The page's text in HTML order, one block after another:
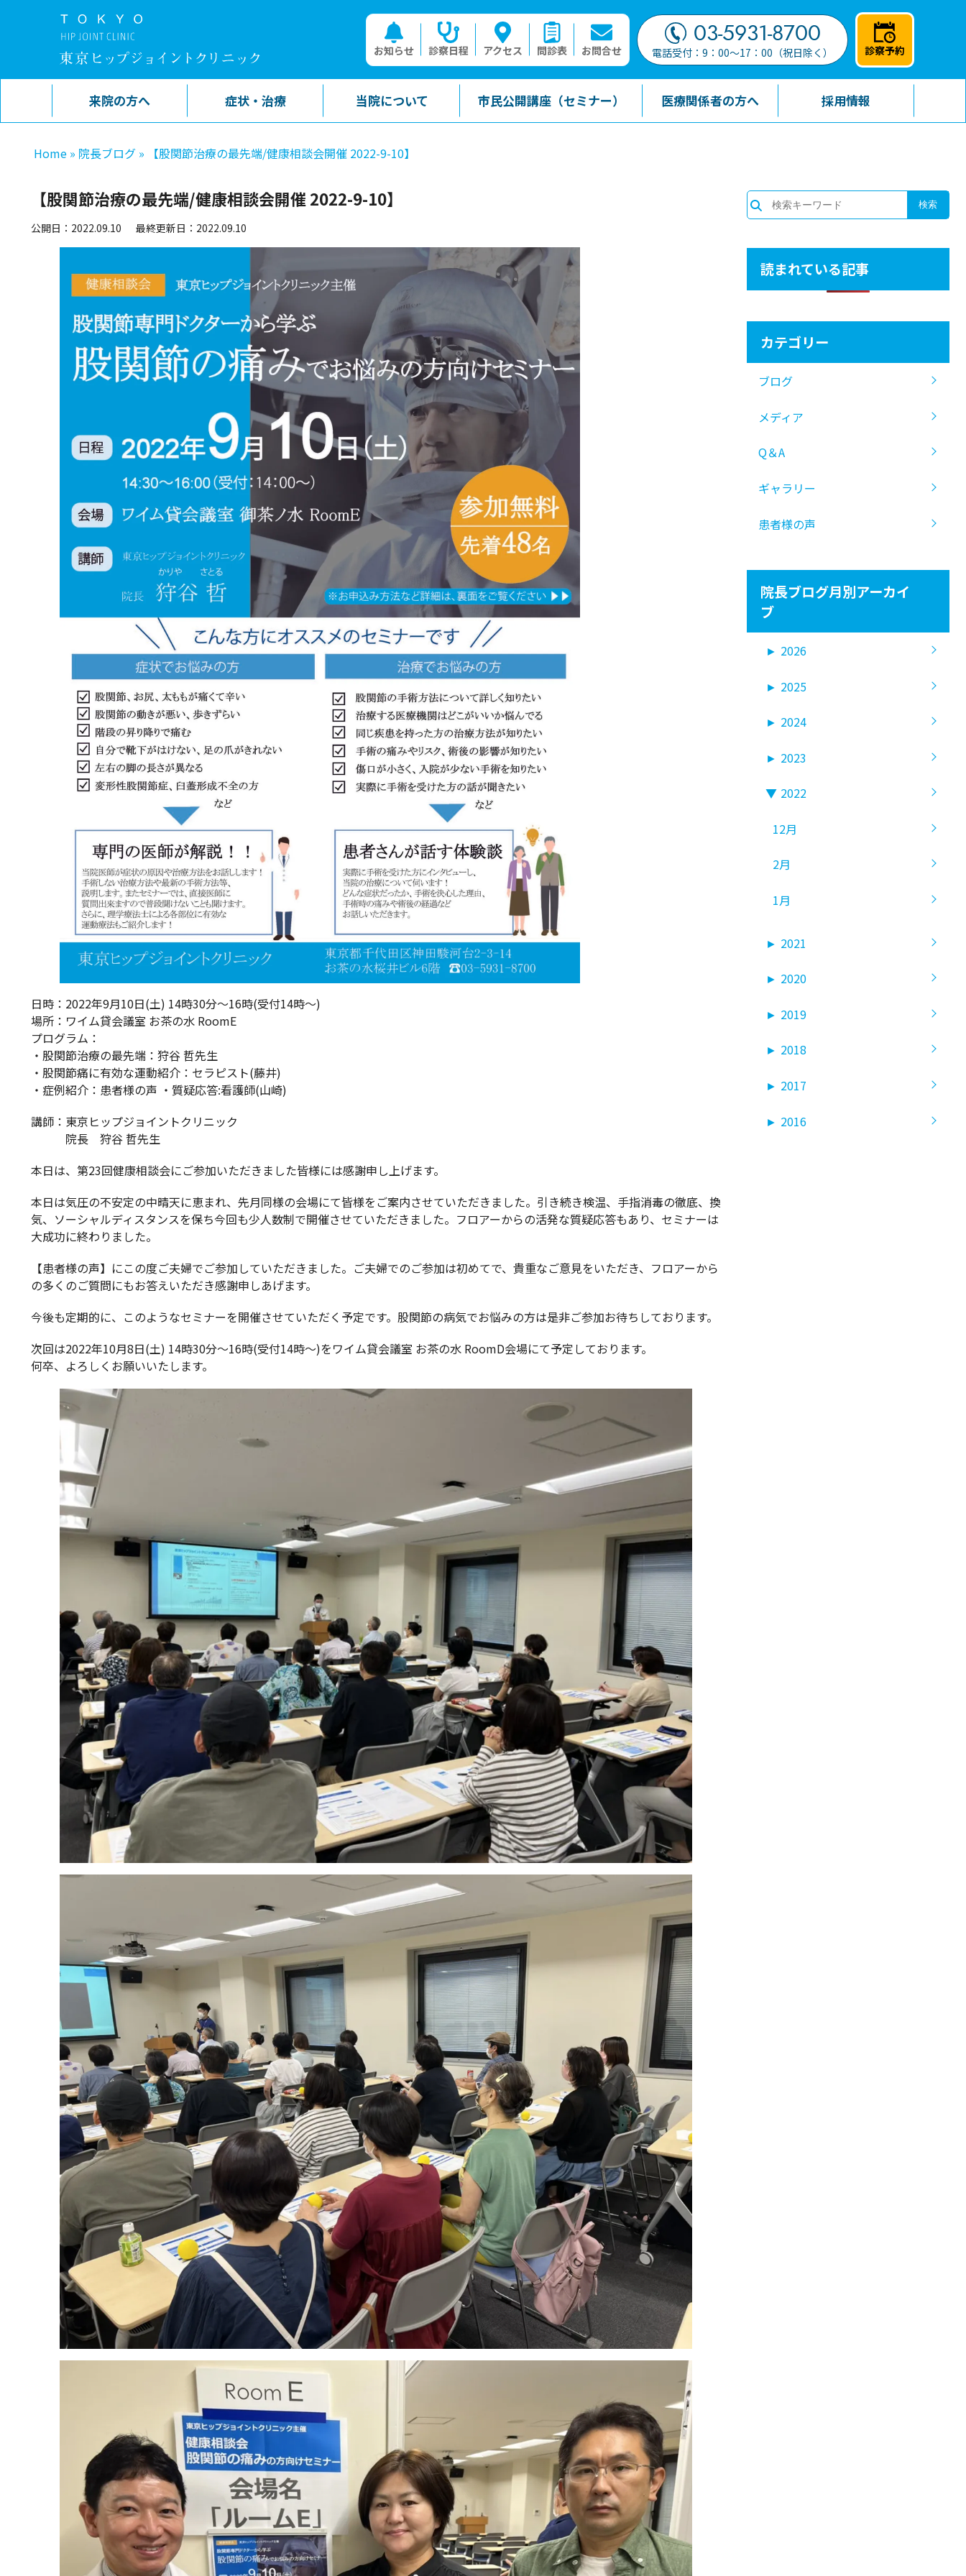
03-5931-8700
電話受付：9：00～17：00（祝日除く） 診察予約
お知らせ 診察日程 アクセス 問診表 お問合せ
来院の方へ 症状・治療 当院について 市民公開講座（セミナー） 医療関係者の方へ 採用情報
Home » 院長ブログ » 【股関節治療の最先端/健康相談会開催 2022-9-10】
【股関節治療の最先端/健康相談会開催 2022-9-10】
公開日：2022.09.10 最終更新日：2022.09.10
日時：2022年9月10日(土) 14時30分～16時(受付14時～)
場所：ワイム貸会議室 お茶の水 RoomE
プログラム：
・股関節治療の最先端：狩谷 哲先生
・股関節痛に有効な運動紹介：セラピスト(藤井)
・症例紹介：患者様の声 ・質疑応答:看護師(山崎)
講師：東京ヒップジョイントクリニック
院長 狩谷 哲先生
本日は、第23回健康相談会にご参加いただきました皆様には感謝申し上げます。
本日は気圧の不安定の中晴天に恵まれ、先月同様の会場にて皆様をご案内させていただきました。引き続き検温、手指消毒の徹底、換
気、ソーシャルディスタンスを保ち今回も少人数制で開催させていただきました。フロアーからの活発な質疑応答もあり、セミナーは
大成功に終わりました。
【患者様の声】にこの度ご夫婦でご参加していただきました。ご夫婦でのご参加は初めてで、貴重なご意見をいただき、フロアーから
の多くのご質問にもお答えいただき感謝申しあげます。
今後も定期的に、このようなセミナーを開催させていただく予定です。股関節の病気でお悩みの方は是非ご参加お待ちしております。
次回は2022年10月8日(土) 14時30分～16時(受付14時～)をワイム貸会議室 お茶の水 RoomD会場にて予定しております。
何卒、よろしくお願いいたします。
読まれている記事
カテゴリー
ブログ
メディア
Q＆A
ギャラリー
患者様の声
院長ブログ月別アーカイ
ブ
► 2026
► 2025
► 2024
► 2023
▼ 2022
12月
2月
1月
► 2021
► 2020
► 2019
► 2018
► 2017
► 2016